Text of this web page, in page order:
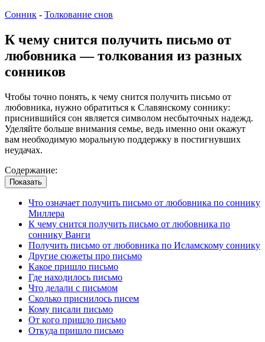
Сонник - Толкование снов
К чему снится получить письмо от
любовника — толкования из разных
сонников
Чтобы точно понять, к чему снится получить письмо от
любовника, нужно обратиться к Славянскому соннику:
приснившийся сон является символом несбыточных надежд.
Уделяйте больше внимания семье, ведь именно они окажут
вам необходимую моральную поддержку в постигнувших
неудачах.
Содержание:
Показать
Что означает получить письмо от любовника по соннику
Миллера
К чему снится получить письмо от любовника по
соннику Ванги
Получить письмо от любовника по Исламскому соннику
Другие сюжеты про письмо
Какое пришло письмо
Где находилось письмо
Что делали с письмом
Сколько приснилось писем
Кому писали письмо
От кого пришло письмо
Откуда пришло письмо